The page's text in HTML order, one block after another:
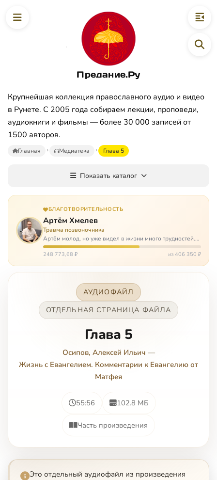
Предание.Ру
Крупнейшая коллекция православного аудио и видео
в Рунете. С 2005 года собираем лекции, проповеди,
аудиокниги и фильмы — более 30 000 записей от
1500 авторов.
Главная Медиатека Глава 5
Показать каталог
БЛАГОТВОРИТЕЛЬНОСТЬ
Артём Хмелев
Травма позвоночника
Артём молод, но уже видел в жизни много трудностей.
Он сирота, привык заботится о себе сам, но, когда
случилось несчастье, и он был парализован – остался на
248 773,68 ₽ из 406 350 ₽
АУДИОФАЙЛ
ОТДЕЛЬНАЯ СТРАНИЦА ФАЙЛА
Глава 5
Осипов, Алексей Ильич —
Жизнь с Евангелием. Комментарии к Евангелию от
Матфея
55:56 102.8 МБ
Часть произведения
Это отдельный аудиофайл из произведения